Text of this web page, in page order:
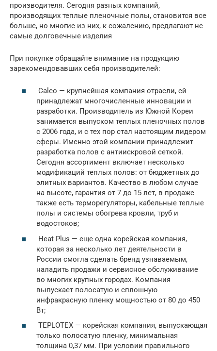
производителя. Сегодня разных компаний,
производящих теплые пленочные полы, становится все
больше, но многие из них, к сожалению, предлагают не
самые долговечные изделия
При покупке обращайте внимание на продукцию
зарекомендовавших себя производителей:
Caleo — крупнейшая компания отрасли, ей
принадлежат многочисленные инновации и
разработки. Производитель из Южной Кореи
занимается выпуском теплых пленочных полов
с 2006 года, и с тех пор стал настоящим лидером
сферы. Именно этой компании принадлежит
разработка полов с антиискровой сеткой.
Сегодня ассортимент включает несколько
модификаций теплых полов: от бюджетных до
элитных вариантов. Качество в любом случае
на высоте, гарантия от 7 до 15 лет, в продаже
также есть терморегуляторы, кабельные теплые
полы и системы обогрева кровли, труб и
водостоков;
Heat Plus — еще одна корейская компания,
которая за несколько лет деятельности в
России смогла сделать бренд узнаваемым,
наладить продажи и сервисное обслуживание
во многих крупных городах. Компания
выпускает полосатую и сплошную
инфракрасную пленку мощностью от 80 до 450
Вт;
TEPLOTEX — корейская компания, выпускающая
только полосатую пленку, минимальная
толщина 0,37 мм. При условии правильного